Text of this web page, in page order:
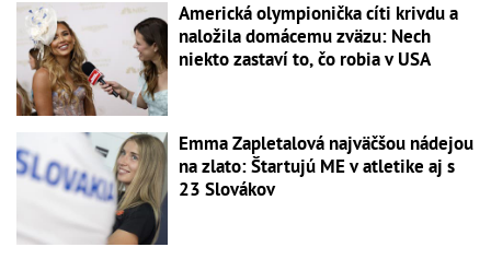
Americká olympionička cíti krivdu a
naložila domácemu zväzu: Nech
niekto zastaví to, čo robia v USA
Emma Zapletalová najväčšou nádejou
na zlato: Štartujú ME v atletike aj s
23 Slovákov